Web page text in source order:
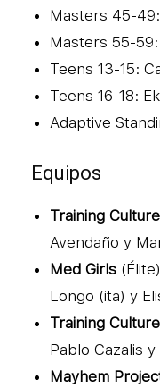
Masters 45-
Masters 55-
Teens 13-15:
Teens 16-18:
Adaptive
Equipos
Training Culture
Avendaño y
Med Girls
Longo (ita) y
Training
Pablo Cazalis
Mayhem